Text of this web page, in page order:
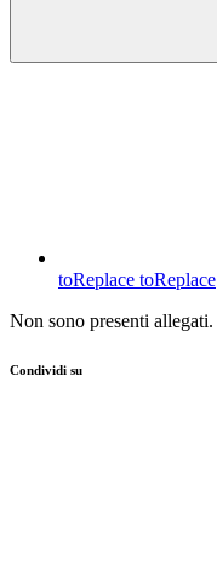
toReplace toReplace
Non sono presenti allegati.
Condividi su